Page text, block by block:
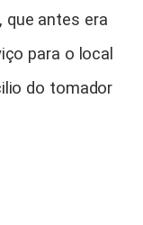
que antes era
para o local
do tomador